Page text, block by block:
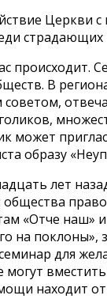
Церкви
происходит.
В
может
образу
лет
«Отче наш»
на
для
могут
находит